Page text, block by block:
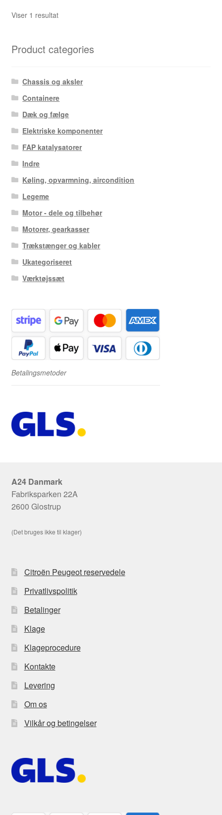
Viser 1 resultat
Product categories
Chassis og aksler
Containere
Dæk og fælge
Elektriske komponenter
FAP katalysatorer
Indre
Køling, opvarmning, aircondition
Legeme
Motor - dele og tilbehør
Motorer, gearkasser
Trækstænger og kabler
Ukategoriseret
Værktøjssæt
Betalingsmetoder
A24 Danmark
Fabriksparken 22A
2600 Glostrup
(Det bruges ikke til klager)
Citroën Peugeot reservedele
Privatlivspolitik
Betalinger
Klage
Klageprocedure
Kontakte
Levering
Om os
Vilkår og betingelser